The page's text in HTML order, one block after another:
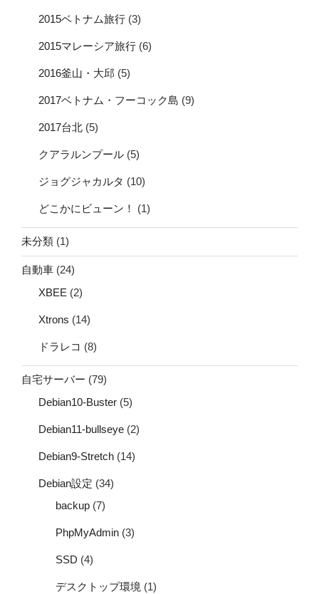
2015ベトナム旅行 (3)
2015マレーシア旅行 (6)
2016釜山・大邱 (5)
2017ベトナム・フーコック島 (9)
2017台北 (5)
クアラルンプール (5)
ジョグジャカルタ (10)
どこかにビューン！ (1)
未分類 (1)
自動車 (24)
XBEE (2)
Xtrons (14)
ドラレコ (8)
自宅サーバー (79)
Debian10-Buster (5)
Debian11-bullseye (2)
Debian9-Stretch (14)
Debian設定 (34)
backup (7)
PhpMyAdmin (3)
SSD (4)
デスクトップ環境 (1)